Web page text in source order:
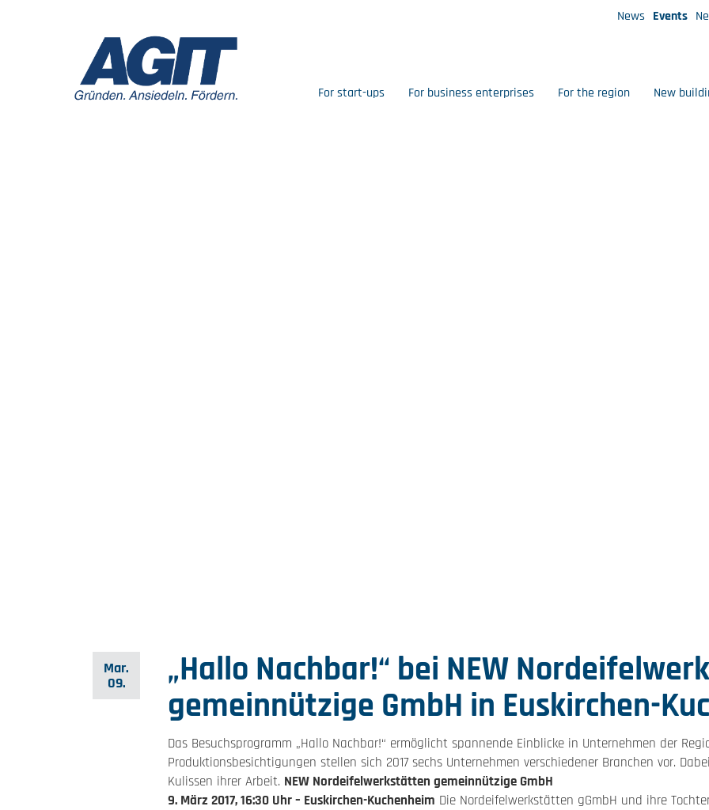
News Events
For start-ups For business enterprises For the region New
Mar.
09.
„Hallo Nachbar!“ bei NEW
gemeinnützige GmbH in Euskirchen-
Das Besuchsprogramm „Hallo Nachbar!“ ermöglicht spannende Einblicke in Unternehmen der
Produktionsbesichtigungen stellen sich 2017 sechs Unternehmen verschiedener Branchen vor.
Kulissen ihrer Arbeit. NEW Nordeifelwerkstätten gemeinnützige GmbH
9. März 2017, 16:30 Uhr – Euskirchen-Kuchenheim Die Nordeifelwerkstätten gGmbH und ihre